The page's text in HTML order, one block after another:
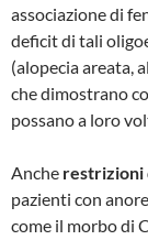
associazione di
deficit di tali
(alopecia areata,
che dimostrano
possano a loro
Anche restrizioni
pazienti con
come il morbo di